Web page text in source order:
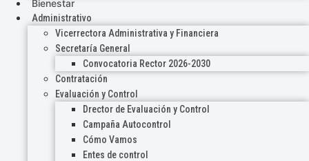
Bienestar
Administrativo
Vicerrectora Administrativa y Financiera
Secretaría General
Convocatoria Rector 2026-2030
Contratación
Evaluación y Control
Drector de Evaluación y Control
Campaña Autocontrol
Cómo Vamos
Entes de control